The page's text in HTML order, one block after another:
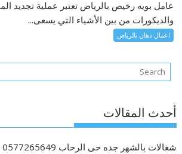
عامل بويه رخيص بالرياض تعتبر عملية تجديد
والديكورات من بين الأشياء التي يسعى...
اعمال دهان بالرياض
أحدث المقالات
شغالات بالشهر جده حى الرحاب 0577265649